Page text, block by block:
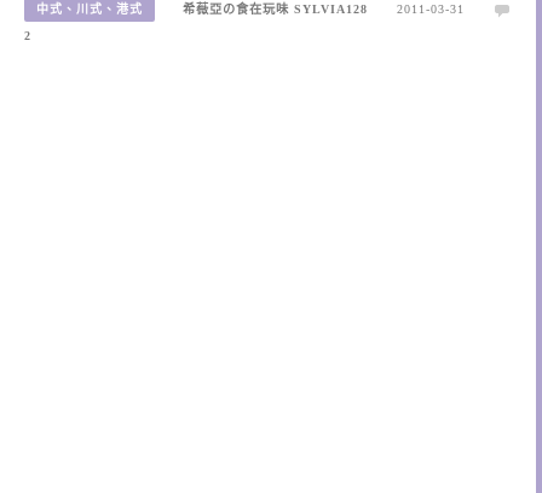
中式、川式、港式 希薇亞の食在玩味 SYLVIA128
2011-03-31
2